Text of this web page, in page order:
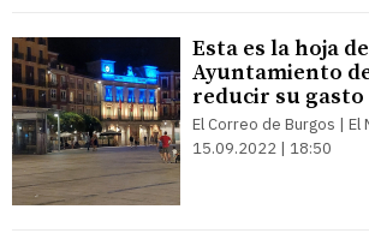
Esta es la hoja
Ayuntamiento
reducir su
El Correo de Burgos | El
15.09.2022 | 18:50